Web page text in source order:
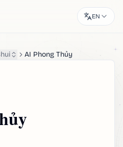
EN
AI Phong Thủy